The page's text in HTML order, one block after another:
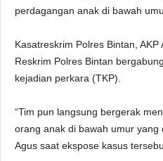
perdagangan anak di bawah
Kasatreskrim Polres Bintan,
Reskrim Polres Bintan
kejadian perkara (TKP).
“Tim pun langsung bergerak
orang anak di bawah umur yang
Agus saat ekspose kasus